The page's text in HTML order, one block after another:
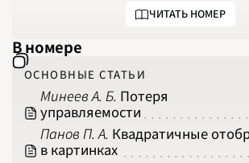
1986
1987
1994
1995
1997
1998
1999
2000
ЧИТАТЬ НОМЕР
В номере
ОСНОВНЫЕ СТАТЬИ
Минеев А. Б. Потеря
управляемости
Панов П. А. Квадратичные
в картинках